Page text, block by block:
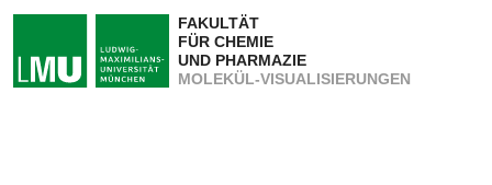
FAKULTÄT
FÜR CHEMIE
UND PHARMAZIE
MOLEKÜL-VISUALISIERUNGEN